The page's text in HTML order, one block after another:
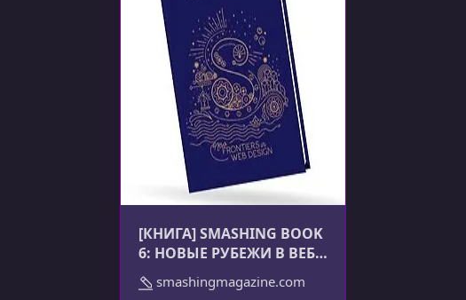
[КНИГА] SMASHING BOOK
6: НОВЫЕ РУБЕЖИ В ВЕБ-
ДИЗАЙНЕ
smashingmagazine.com